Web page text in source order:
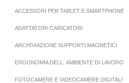
ACCESSORI PER TABLET E SMARTPHONE
ADATTATORI-CARICATORI
ARCHIVIAZIONE SUPPORTI MAGNETICI
ERGONOMIA DELL` AMBIENTE DI LAVORO
FOTOCAMERE E VIDEOCAMERE DIGITALI